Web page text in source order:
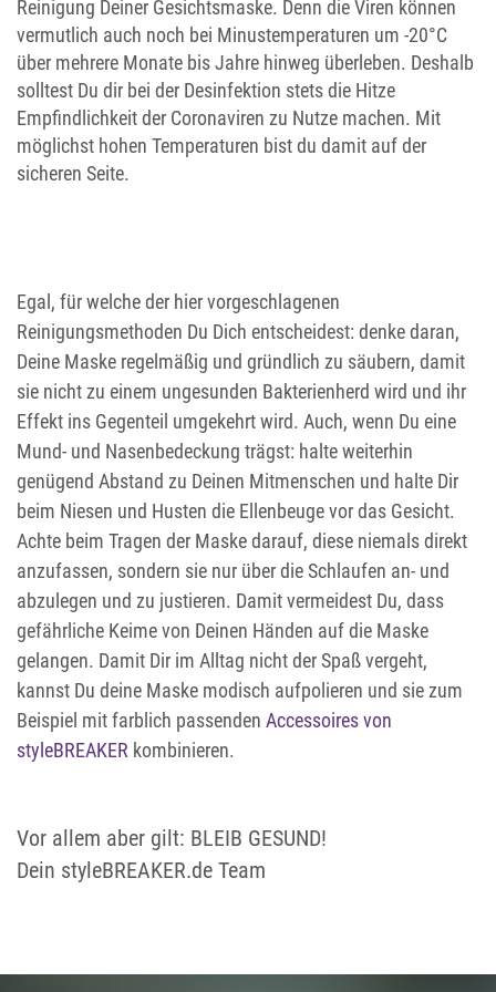
Reinigung Deiner Gesichtsmaske. Denn die Viren können
vermutlich auch noch bei Minustemperaturen um -20°C
über mehrere Monate bis Jahre hinweg überleben. Deshalb
solltest Du dir bei der Desinfektion stets die Hitze
Empfindlichkeit der Coronaviren zu Nutze machen. Mit
möglichst hohen Temperaturen bist du damit auf der
sicheren Seite.
Egal, für welche der hier vorgeschlagenen
Reinigungsmethoden Du Dich entscheidest: denke daran,
Deine Maske regelmäßig und gründlich zu säubern, damit
sie nicht zu einem ungesunden Bakterienherd wird und ihr
Effekt ins Gegenteil umgekehrt wird. Auch, wenn Du eine
Mund- und Nasenbedeckung trägst: halte weiterhin
genügend Abstand zu Deinen Mitmenschen und halte Dir
beim Niesen und Husten die Ellenbeuge vor das Gesicht.
Achte beim Tragen der Maske darauf, diese niemals direkt
anzufassen, sondern sie nur über die Schlaufen an- und
abzulegen und zu justieren. Damit vermeidest Du, dass
gefährliche Keime von Deinen Händen auf die Maske
gelangen. Damit Dir im Alltag nicht der Spaß vergeht,
kannst Du deine Maske modisch aufpolieren und sie zum
Beispiel mit farblich passenden Accessoires von
styleBREAKER kombinieren.
Vor allem aber gilt: BLEIB GESUND!
Dein styleBREAKER.de Team